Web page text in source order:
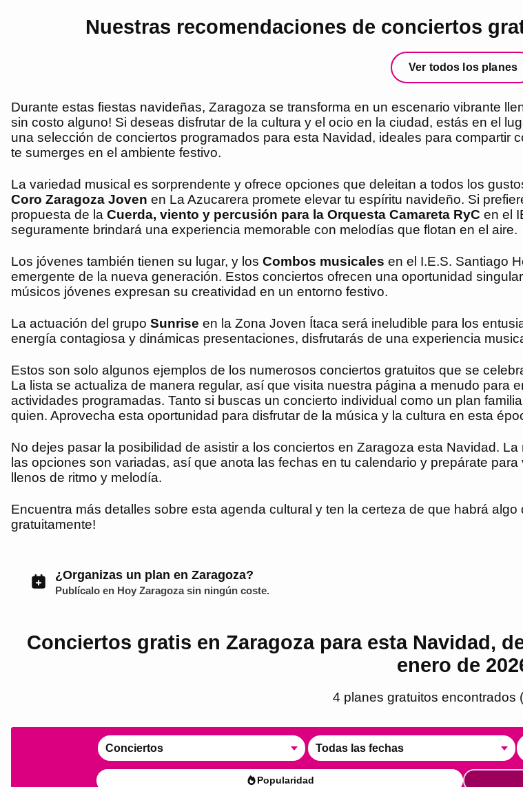
Nuestras recomendaciones de conciertos
Ver todos los planes
Durante estas fiestas navideñas, Zaragoza se transforma en un escenario vibrante
sin costo alguno! Si deseas disfrutar de la cultura y el ocio en la ciudad, estás en el
una selección de conciertos programados para esta Navidad, ideales para compartir
te sumerges en el ambiente festivo.
La variedad musical es sorprendente y ofrece opciones que deleitan a todos los
Coro Zaragoza Joven en La Azucarera promete elevar tu espíritu navideño. Si
propuesta de la Cuerda, viento y percusión para la Orquesta Camareta RyC en el
seguramente brindará una experiencia memorable con melodías que flotan en el aire.
Los jóvenes también tienen su lugar, y los Combos musicales en el I.E.S. Santiago
emergente de la nueva generación. Estos conciertos ofrecen una oportunidad
músicos jóvenes expresan su creatividad en un entorno festivo.
La actuación del grupo Sunrise en la Zona Joven Ítaca será ineludible para los
energía contagiosa y dinámicas presentaciones, disfrutarás de una experiencia
Estos son solo algunos ejemplos de los numerosos conciertos gratuitos que se
La lista se actualiza de manera regular, así que visita nuestra página a menudo para
actividades programadas. Tanto si buscas un concierto individual como un plan
quien. Aprovecha esta oportunidad para disfrutar de la música y la cultura en esta
No dejes pasar la posibilidad de asistir a los conciertos en Zaragoza esta Navidad.
las opciones son variadas, así que anota las fechas en tu calendario y prepárate
llenos de ritmo y melodía.
Encuentra más detalles sobre esta agenda cultural y ten la certeza de que habrá algo
gratuitamente!
¿Organizas un plan en Zaragoza?
Publícalo en Hoy Zaragozasin ningún coste.
Conciertos gratis en Zaragoza para esta Navidad,
enero de
4 planes gratuitos encontrados (
Conciertos Todas las fechas
Popularidad